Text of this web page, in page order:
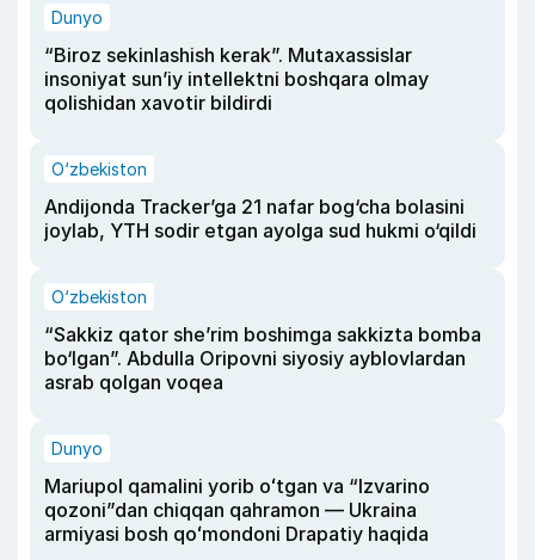
Dunyo
“Biroz sekinlashish kerak”. Mutaxassislar
insoniyat sun’iy intellektni boshqara olmay
qolishidan xavotir bildirdi
O‘zbekiston
Andijonda Tracker’ga 21 nafar bog‘cha bolasini
joylab, YTH sodir etgan ayolga sud hukmi o‘qildi
O‘zbekiston
“Sakkiz qator she’rim boshimga sakkizta bomba
bo‘lgan”. Abdulla Oripovni siyosiy ayblovlardan
asrab qolgan voqea
Dunyo
Mariupol qamalini yorib oʻtgan va “Izvarino
qozoni”dan chiqqan qahramon — Ukraina
armiyasi bosh qoʻmondoni Drapatiy haqida